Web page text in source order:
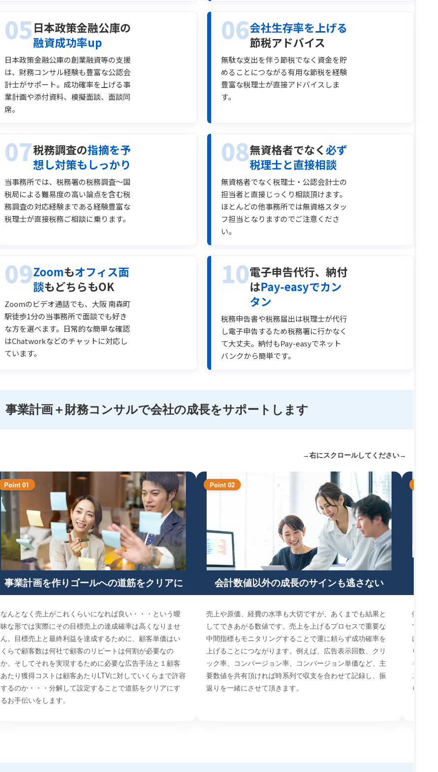
05日本政策金融公庫の
融資成功率up
日本政策金融公庫の創業融資等の支援
は、財務コンサル経験も豊富な公認会
計士がサポート。成功確率を上げる事
業計画や添付資料、模擬面談、面談同
席。
06会社生存率を上げる
節税アドバイス
無駄な支出を伴う節税でなく資金を貯
めることにつながる有用な節税を経験
豊富な税理士が直接アドバイスしま
す。
07税務調査の指摘を予
想し対策もしっかり
当事務所では、税務署の税務調査～国
税局による難易度の高い論点を含む税
務調査の対応経験まである経験豊富な
税理士が直接税務ご相談に乗ります。
08無資格者でなく必ず
税理士と直接相談
無資格者でなく税理士・公認会計士の
担当者と直接じっくり相談頂けます。
ほとんどの他事務所では無資格スタッ
フ担当となりますのでご注意くださ
い。
09Zoomもオフィス面
談もどちらもOK
Zoomのビデオ通話でも、大阪 南森町
駅徒歩1分の当事務所で面談でも好き
な方を選べます。日常的な簡単な確認
はChatworkなどのチャットに対応し
ています。
10電子申告代行、納付
はPay-easyでカン
タン
税務申告書や税務届出は税理士が代行
し電子申告するため税務署に行かなく
て大丈夫。納付もPay-easyでネット
バンクから簡単です。
事業計画＋財務コンサルで会社の成長をサポートします
→右にスクロールしてください→
Point 01
事業計画を作りゴールへの道筋をクリアに
なんとなく売上がこれくらいになれば良い・・・という曖
昧な形では実際にその目標売上の達成確率は高くなりませ
ん。目標売上と最終利益を達成するために、顧客単価はい
くらで顧客数は何社で顧客のリピートは何割が必要なの
か。そしてそれを実現するために必要な広告手法と１顧客
あたり獲得コストは顧客あたりLTVに対していくらまで許容
するのか・・・分解して設定することで道筋をクリアにす
るお手伝いをします。
Point 02
会計数値以外の成長のサインも逃さない
売上や原価、経費の水準も大切ですが、あくまでも結果と
してできあがる数値です。売上を上げるプロセスで重要な
中間指標もモニタリングすることで運に頼らず成功確率を
上げることにつながります。例えば、広告表示回数、クリ
ック率、コンバージョン率、コンバージョン単価など、主
要数値を共有頂ければ時系列で収支を合わせて記録し、振
返りを一緒にさせて頂きます。
例えば
でるこ
に設定
り方が
も。。
ことで
らも早